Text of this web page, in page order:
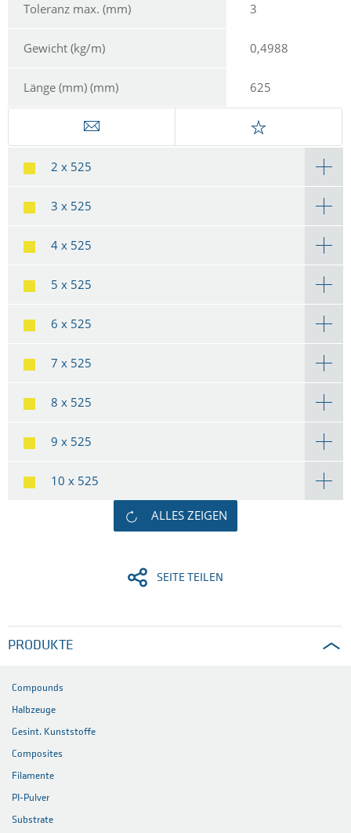
Toleranz max. (mm) 3
Gewicht (kg/m) 0,4988
Länge (mm) (mm) 625
2 x 525
3 x 525
4 x 525
5 x 525
6 x 525
7 x 525
8 x 525
9 x 525
10 x 525
ALLES ZEIGEN
SEITE TEILEN
PRODUKTE
Compounds
Halbzeuge
Gesint. Kunststoffe
Composites
Filamente
PI-Pulver
Substrate